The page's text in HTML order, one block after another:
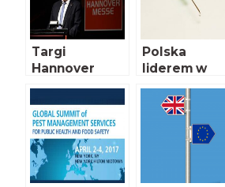
Targi
Hannover
Messe 2017
Polska
liderem w
zużyciu
antybiotyków